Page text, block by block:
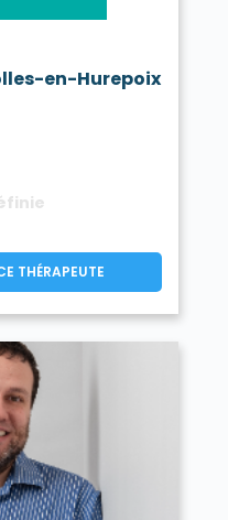
en-Hurepoix
THÉRAPEUTE